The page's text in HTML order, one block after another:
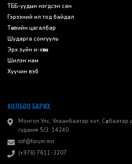
ТББ-уудын нэгдсэн сан
Гэрээний ил тод байдал
Төсвийн цагалбар
Шударга сонгууль
Эрх зүйн и-хөтөч
Шилэн нам
Хуучин вэб
ХОЛБОО БАРИХ
Монгол Улс, Улаанбаатар хот, Сүхбаатар
гудамж 5/3, 14240
osf@forum.mn
(+976) 7611-3207